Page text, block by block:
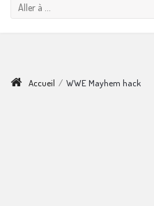
Aller à ...
Accueil / WWE Mayhem hack